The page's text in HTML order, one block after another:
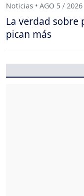
Noticias • AGO 5 / 2026
La verdad sobre
pican más